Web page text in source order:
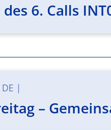
des 6. Calls
|
–